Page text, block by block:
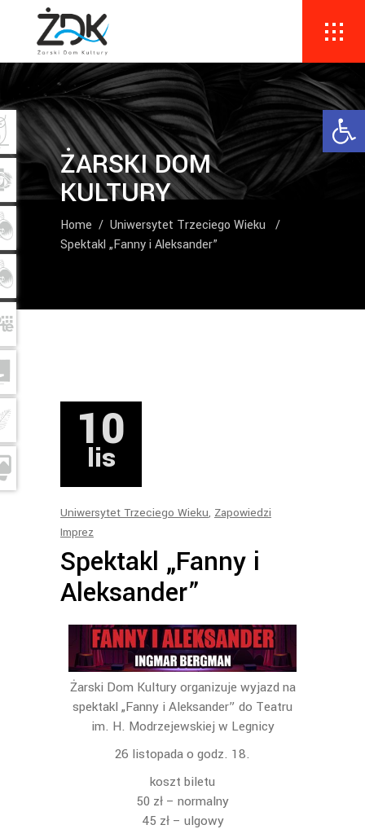
ŻARSKI DOM
KULTURY
Home / Uniwersytet Trzeciego Wieku
/
Spektakl „Fanny i Aleksander”
10
lis
Uniwersytet Trzeciego Wieku, Zapowiedzi
Imprez
Spektakl „Fanny i
Aleksander”
Żarski Dom Kultury organizuje wyjazd na
spektakl „Fanny i Aleksander” do Teatru
im. H. Modrzejewskiej w Legnicy
26 listopada o godz. 18.
koszt biletu
50 zł – normalny
45 zł – ulgowy